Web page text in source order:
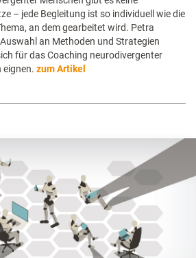
– jede Begleitung ist so individuell wie die
an dem gearbeitet wird. Petra
an Methoden und Strategien
für das Coaching neurodivergenter
eignen. zum Artikel